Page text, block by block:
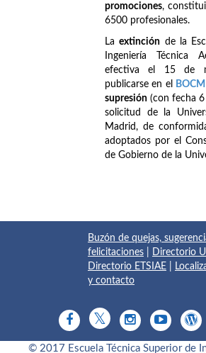
promociones,
6500 profesionales.
Laextinción de la
Ingeniería Técnica
efectiva el 15 de
publicarse en el
BOCM
supresión (con fecha
solicitud de la
Madrid, de
adoptados por el
de Gobierno de la
Buzón de quejas,
felicitaciones
Directorio
Directorio ETSIAE
y contacto
© 2017 Escuela Técnica Superior de